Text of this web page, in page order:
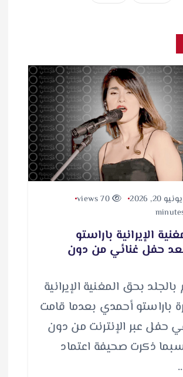
20, 2026
70 views
الإيرانية باراستو
حفل غنائي من دون